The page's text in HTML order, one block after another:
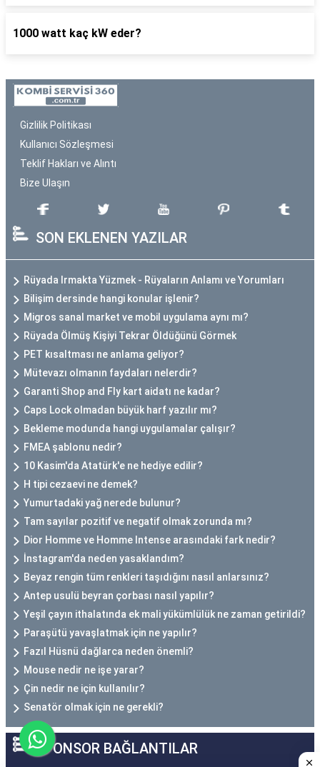
1000 watt kaç kW eder?
Gizlilik Politikası
Kullanıcı Sözleşmesi
Teklif Hakları ve Alıntı
Bize Ulaşın
SON EKLENEN YAZILAR
Rüyada Irmakta Yüzmek - Rüyaların Anlamı ve Yorumları
Bilişim dersinde hangi konular işlenir?
Migros sanal market ve mobil uygulama aynı mı?
Rüyada Ölmüş Kişiyi Tekrar Öldüğünü Görmek
PET kısaltması ne anlama geliyor?
Mütevazı olmanın faydaları nelerdir?
Garanti Shop and Fly kart aidatı ne kadar?
Caps Lock olmadan büyük harf yazılır mı?
Bekleme modunda hangi uygulamalar çalışır?
FMEA şablonu nedir?
10 Kasim'da Atatürk'e ne hediye edilir?
H tipi cezaevi ne demek?
Yumurtadaki yağ nerede bulunur?
Tam sayılar pozitif ve negatif olmak zorunda mı?
Dior Homme ve Homme Intense arasındaki fark nedir?
İnstagram'da neden yasaklandım?
Beyaz rengin tüm renkleri taşıdığını nasıl anlarsınız?
Antep usulü beyran çorbası nasıl yapılır?
Yeşil çayın ithalatında ek mali yükümlülük ne zaman getirildi?
Paraşütü yavaşlatmak için ne yapılır?
Fazıl Hüsnü dağlarca neden önemli?
Mouse nedir ne işe yarar?
Çin nedir ne için kullanılır?
Senatör olmak için ne gerekli?
SPONSOR BAĞLANTILAR